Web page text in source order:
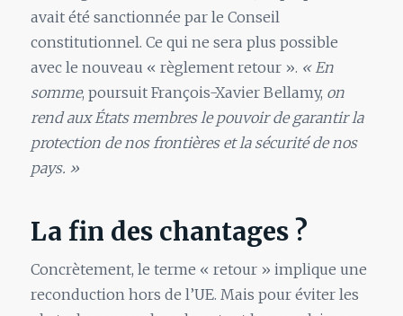
avait été sanctionnée par le Conseil
constitutionnel. Ce qui ne sera plus possible
avec le nouveau « règlement retour ». « En
somme, poursuit François-Xavier Bellamy, on
rend aux États membres le pouvoir de garantir la
protection de nos frontières et la sécurité de nos
pays. »
La fin des chantages ?
Concrètement, le terme « retour » implique une
reconduction hors de l’UE. Mais pour éviter les